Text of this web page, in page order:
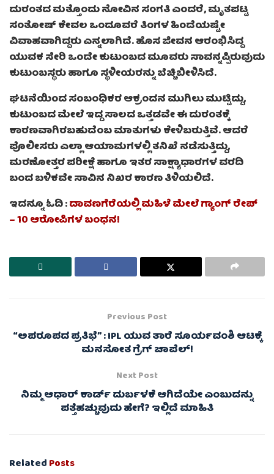
ದುರಂತದ ಮತ್ತೊಂದು ನೋವಿನ ಸಂಗತಿ ಎಂದರೆ, ಮೃತಪಟ್ಟ
ಸಂತೋಷ್ ಕೇವಲ ಒಂದೂವರೆ ತಿಂಗಳ ಹಿಂದೆಯಷ್ಟೇ
ವಿವಾಹವಾಗಿದ್ದರು ಎನ್ನಲಾಗಿದೆ. ಹೊಸ ಜೀವನ ಆರಂಭಿಸಿದ್ದ
ಯುವಕ ಸೇರಿ ಒಂದೇ ಕುಟುಂಬದ ಮೂವರು ಸಾವನ್ನಪ್ಪಿರುವುದು
ಕುಟುಂಬಸ್ಥರು ಹಾಗೂ ಸ್ಥಳೀಯರನ್ನು ಬೆಚ್ಚಿಬೀಳಿಸಿದೆ.
ಘಟನೆಯಿಂದ ಸಂಬಂಧಿಕರ ಆಕ್ರಂದನ ಮುಗಿಲು ಮುಟ್ಟಿದ್ದು,
ಕುಟುಂಬದ ಮೇಲೆ ಇದ್ದ ಸಾಲದ ಒತ್ತಡವೇ ಈ ದುರಂತಕ್ಕೆ
ಕಾರಣವಾಗಿರಬಹುದೆಂಬ ಮಾತುಗಳು ಕೇಳಿಬರುತ್ತಿವೆ. ಆದರೆ
ಪೊಲೀಸರು ಎಲ್ಲಾ ಆಯಾಮಗಳಲ್ಲಿ ತನಿಖೆ ನಡೆಸುತ್ತಿದ್ದು,
ಮರಣೋತ್ತರ ಪರೀಕ್ಷೆ ಹಾಗೂ ಇತರ ಸಾಕ್ಷ್ಯಾಧಾರಗಳ ವರದಿ
ಬಂದ ಬಳಿಕವೇ ಸಾವಿನ ನಿಖರ ಕಾರಣ ತಿಳಿಯಲಿದೆ.
ಇದನ್ನೂ ಓದಿ :ದಾವಣಗೆರೆಯಲ್ಲಿ ಮಹಿಳೆ ಮೇಲೆ ಗ್ಯಾಂಗ್‌ ರೇಪ್‌
– 10 ಆರೋಪಿಗಳ ಬಂಧನ!
Previous Post
“ಅಪರೂಪದ ಪ್ರತಿಭೆ” : IPL ಯುವ ತಾರೆ ಸೂರ್ಯವಂಶಿ ಆಟಕ್ಕೆ
ಮನಸೋತ ಗ್ರೆಗ್ ಚಾಪೆಲ್!
Next Post
ನಿಮ್ಮ ಆಧಾರ್ ಕಾರ್ಡ್ ದುರ್ಬಳಕೆ ಆಗಿದೆಯೇ ಎಂಬುದನ್ನು
ಪತ್ತೆಹಚ್ಚುವುದು ಹೇಗೆ? ಇಲ್ಲಿದೆ ಮಾಹಿತಿ
RelatedPosts